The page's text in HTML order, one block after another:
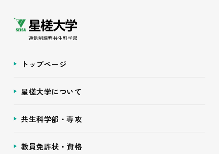
トップページ
星槎大学について
共生科学部・専攻
教員免許状・資格